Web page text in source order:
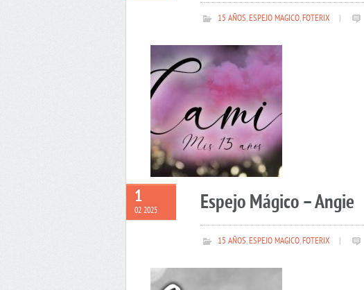
15 AÑOS,ESPEJO MAGICO,FOTERIX
1
02 2025 Espejo Mágico – Angie
15 AÑOS,ESPEJO MAGICO,FOTERIX